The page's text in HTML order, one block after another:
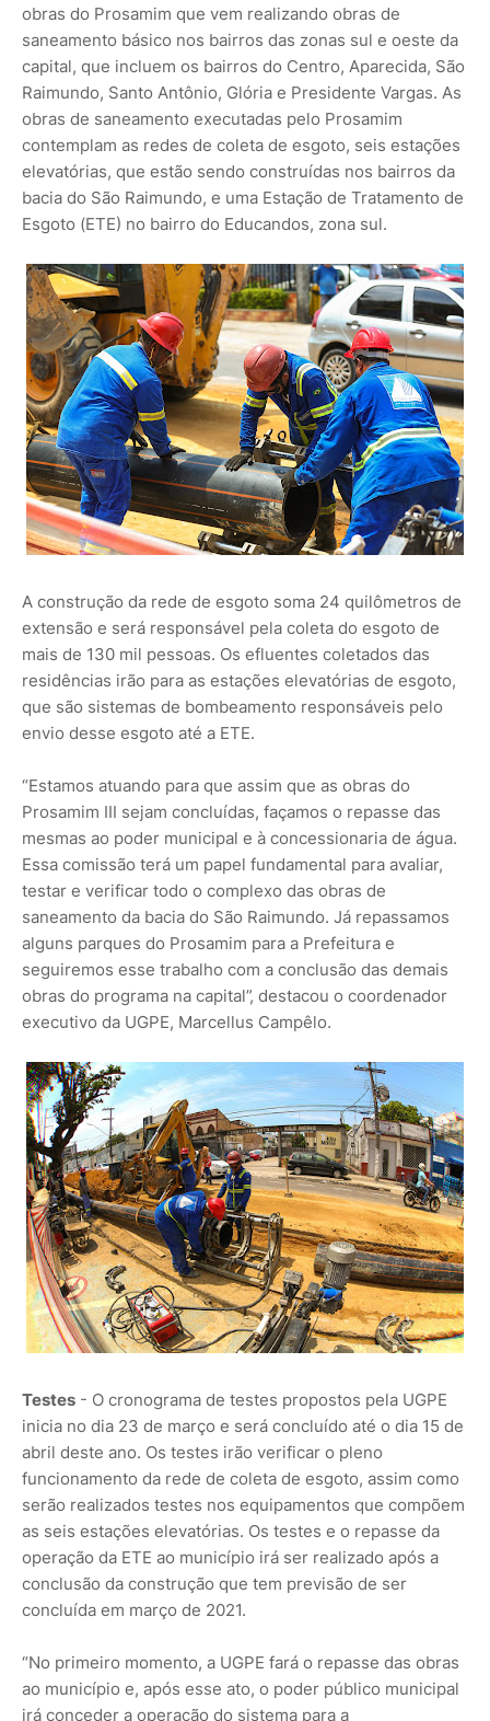
obras do Prosamim que vem realizando obras de
saneamento básico nos bairros das zonas sul e oeste da
capital, que incluem os bairros do Centro, Aparecida, São
Raimundo, Santo Antônio, Glória e Presidente Vargas. As
obras de saneamento executadas pelo Prosamim
contemplam as redes de coleta de esgoto, seis estações
elevatórias, que estão sendo construídas nos bairros da
bacia do São Raimundo, e uma Estação de Tratamento de
Esgoto (ETE) no bairro do Educandos, zona sul.
A construção da rede de esgoto soma 24 quilômetros de
extensão e será responsável pela coleta do esgoto de
mais de 130 mil pessoas. Os efluentes coletados das
residências irão para as estações elevatórias de esgoto,
que são sistemas de bombeamento responsáveis pelo
envio desse esgoto até a ETE.
“Estamos atuando para que assim que as obras do
Prosamim III sejam concluídas, façamos o repasse das
mesmas ao poder municipal e à concessionaria de água.
Essa comissão terá um papel fundamental para avaliar,
testar e verificar todo o complexo das obras de
saneamento da bacia do São Raimundo. Já repassamos
alguns parques do Prosamim para a Prefeitura e
seguiremos esse trabalho com a conclusão das demais
obras do programa na capital”, destacou o coordenador
executivo da UGPE, Marcellus Campêlo.
Testes - O cronograma de testes propostos pela UGPE
inicia no dia 23 de março e será concluído até o dia 15 de
abril deste ano. Os testes irão verificar o pleno
funcionamento da rede de coleta de esgoto, assim como
serão realizados testes nos equipamentos que compõem
as seis estações elevatórias. Os testes e o repasse da
operação da ETE ao município irá ser realizado após a
conclusão da construção que tem previsão de ser
concluída em março de 2021.
“No primeiro momento, a UGPE fará o repasse das obras
ao município e, após esse ato, o poder público municipal
irá conceder a operação do sistema para a